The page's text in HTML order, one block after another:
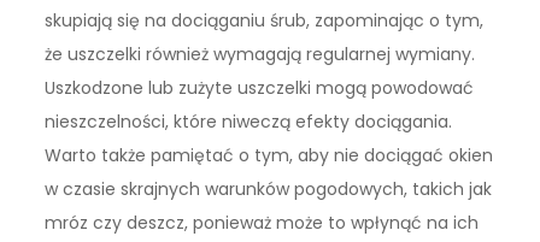
skupiają się na dociąganiu śrub, zapominając o tym,
że uszczelki również wymagają regularnej wymiany.
Uszkodzone lub zużyte uszczelki mogą powodować
nieszczelności, które niweczą efekty dociągania.
Warto także pamiętać o tym, aby nie dociągać okien
w czasie skrajnych warunków pogodowych, takich jak
mróz czy deszcz, ponieważ może to wpłynąć na ich